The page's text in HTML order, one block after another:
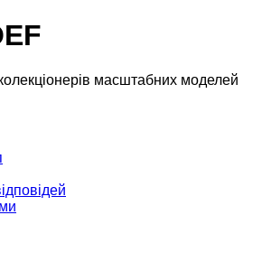
масштабних моделей